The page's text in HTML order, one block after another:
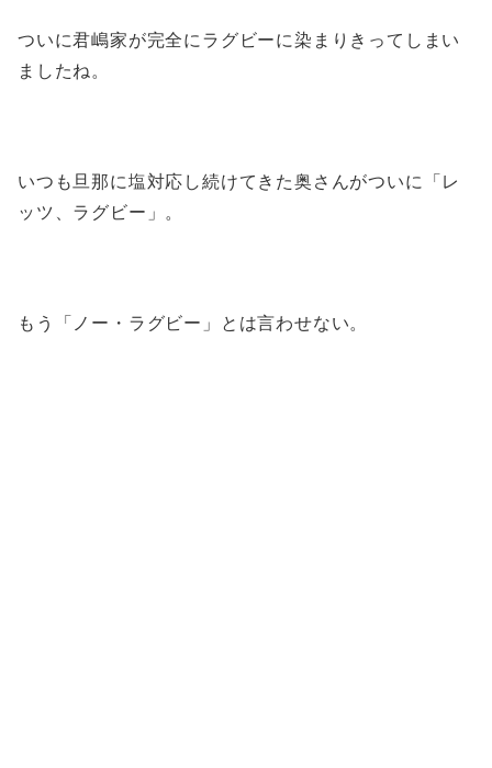
ついに君嶋家が完全にラグビーに染まりきってしまい
ましたね。
いつも旦那に塩対応し続けてきた奥さんがついに「レ
ッツ、ラグビー」。
もう「ノー・ラグビー」とは言わせない。